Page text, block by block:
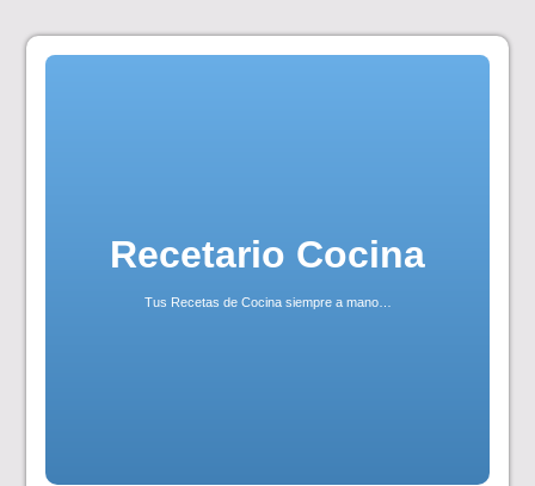
Skip
Recetario Cocina
Tus Recetas de Cocina siempre a mano…